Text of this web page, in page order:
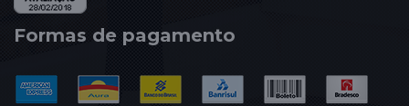
Formas de pagamento